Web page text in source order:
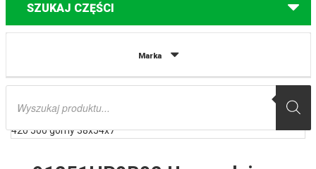
SZUKAJ CZĘŚCI
Marka
Wyszukiwarka
Części do quadów Honda